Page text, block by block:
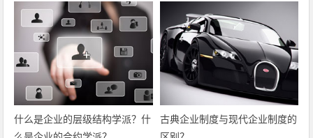
什么是企业的层级结构学派？什
古典企业制度与现代企业制度的